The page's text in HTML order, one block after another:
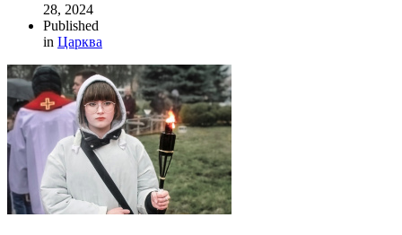
28, 2024
Published
in Царква